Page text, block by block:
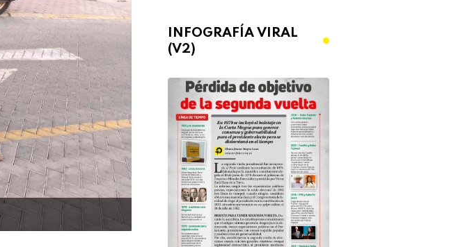
INFOGRAFÍA VIRAL
(V2)